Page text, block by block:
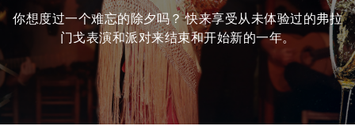
你想度过一个难忘的除夕吗？ 快来享受从未体验过的弗拉
门戈表演和派对来结束和开始新的一年。